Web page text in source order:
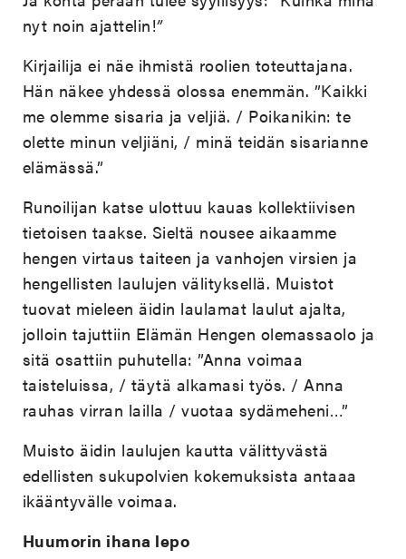
nyt noin ajattelin!”
Kirjailija ei näe ihmistä roolien toteuttajana.
Hän näkee yhdessä olossa enemmän. ”Kaikki
me olemme sisaria ja veljiä. / Poikanikin: te
olette minun veljiäni, / minä teidän sisarianne
elämässä.”
Runoilijan katse ulottuu kauas kollektiivisen
tietoisen taakse. Sieltä nousee aikaamme
hengen virtaus taiteen ja vanhojen virsien ja
hengellisten laulujen välityksellä. Muistot
tuovat mieleen äidin laulamat laulut ajalta,
jolloin tajuttiin Elämän Hengen olemassaolo ja
sitä osattiin puhutella: ”Anna voimaa
taisteluissa, / täytä alkamasi työs. / Anna
rauhas virran lailla / vuotaa sydämeheni…”
Muisto äidin laulujen kautta välittyvästä
edellisten sukupolvien kokemuksista antaaa
ikääntyvälle voimaa.
Huumorin ihana lepo